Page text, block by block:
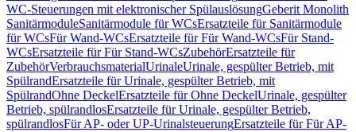
WC-Steuerungen mit elektronischer SpülauslösungGeberit Monolith
SanitärmoduleSanitärmodule für WCsErsatzteile für Sanitärmodule
für WCsFür Wand-WCsErsatzteile für Für Wand-WCsFür Stand-
WCsErsatzteile für Für Stand-WCsZubehörErsatzteile für
ZubehörVerbrauchsmaterialUrinaleUrinale, gespülter Betrieb, mit
SpülrandErsatzteile für Urinale, gespülter Betrieb, mit
SpülrandOhne DeckelErsatzteile für Ohne DeckelUrinale, gespülter
Betrieb, spülrandlosErsatzteile für Urinale, gespülter Betrieb,
spülrandlosFür AP- oder UP-UrinalsteuerungErsatzteile für Für AP-